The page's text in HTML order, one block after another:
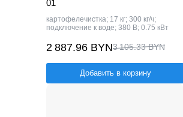
01
картофелечистка; 17 кг; 300 кг/ч;
подключение к воде; 380 В; 0.75 кВт
2 887.96 BYN3 105.33 BYN
Добавить в корзину